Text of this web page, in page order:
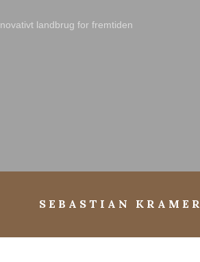
landbrug for fremtiden
SEBASTIAN KRAMER